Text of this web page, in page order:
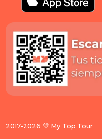
2017-2026 💛 My Top Tour